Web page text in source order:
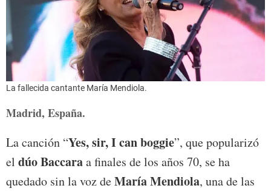
La fallecida cantante María Mendiola.
Madrid, España.
La canción “Yes, sir, I can boggie”, que popularizó
el dúo Baccaraa finales de los años 70, se ha
quedado sin la voz deMaría Mendiola, una de las